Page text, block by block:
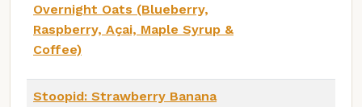
Overnight Oats (Blueberry,
Raspberry, Açai, Maple Syrup &
Coffee)
Stoopid: Strawberry Banana